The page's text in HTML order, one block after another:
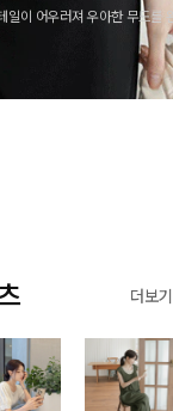
일이 어우러져 우아한 무드를
출근룩, 하객룩까지 세련된
더보기